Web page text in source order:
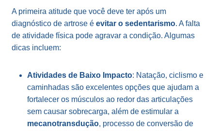
A primeira atitude que você deve ter após um
diagnóstico de artrose é evitar o sedentarismo. A falta
de atividade física pode agravar a condição. Algumas
dicas incluem:
Atividades de Baixo Impacto: Natação, ciclismo e
caminhadas são excelentes opções que ajudam a
fortalecer os músculos ao redor das articulações
sem causar sobrecarga, além de estimular a
mecanotransdução, processo de conversão de